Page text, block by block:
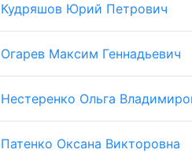
Кудряшов Юрий Петрович
Огарев Максим Геннадьевич
Нестеренко Ольга
Патенко Оксана Викторовна